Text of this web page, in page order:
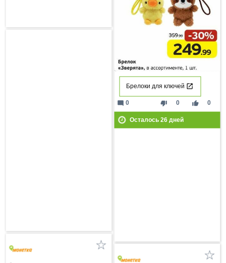
Брелоки для ключей
thumb_down 0 thumb_up 0
mode_comment 0
Осталось 26дней